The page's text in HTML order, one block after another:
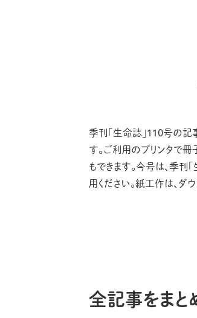
季刊「生命誌」110号の記
す。ご利用のプリンタで冊
もできます。今号は、季刊
用ください。紙工作は、ダ
全記事をまと